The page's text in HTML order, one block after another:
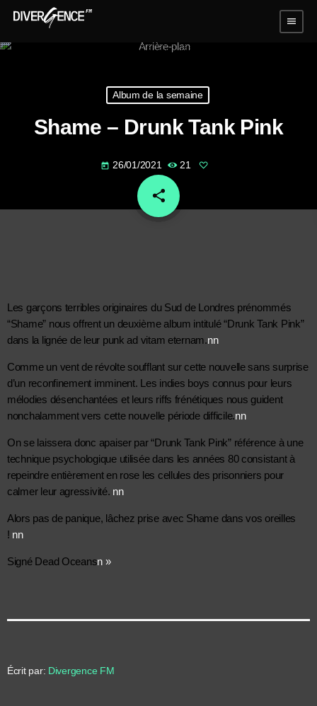
menu
Album de la semaine
Shame – Drunk Tank Pink
today 26/01/2021 21
share
email
Les garçons terribles originaires du Sud de Londres prénommés
“Shame” nous offrent un deuxième album intitulé “Drunk Tank Pink”
dans la lignée de leur punk ad vitam eternam.nn
Comme un vent de révolte soufflant sur cette nouvelle sans surprise
d’un reconfinement imminent. Les indies boys connus pour leurs
mélodies désenchantées et leurs riffs frénétiques nous guident
nonchalamment vers cette nouvelle période difficile.nn
On se laissera donc apaiser par “Drunk Tank Pink” référence à une
technique psychologique utilisée dans les années 80 consistant à
repeindre entièrement en rose les cellules des prisonniers pour
calmer leur agressivité. nn
Alors pas de panique, lâchez prise avec Shame dans vos oreilles
! nn
Signé Dead Oceansn »
Écrit par: Divergence FM